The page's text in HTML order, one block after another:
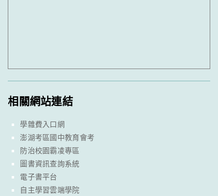
相關網站連結
學雜費入口網
澎湖考區國中教育會考
防治校園霸凌專區
圖書資訊查詢系統
電子書平台
自主學習雲端學院